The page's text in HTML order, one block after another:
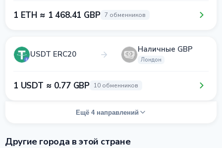
1 ETH ≈ 1 468.41 GBP 7 обменников
USDT ERC20 Наличные GBP
Лондон
1 USDT ≈ 0.77 GBP 10 обменников
Ещё 4 направлений
Другие города в этой стране